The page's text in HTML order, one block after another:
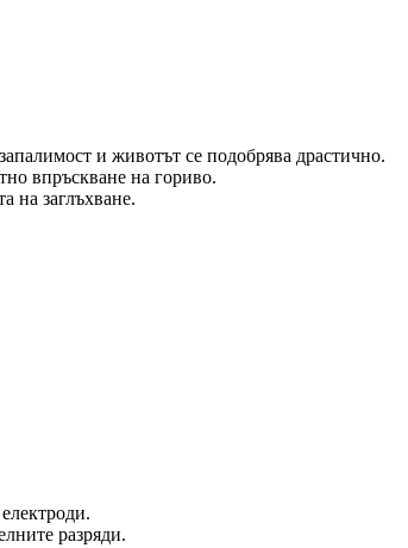
и животът се подобрява драстично.
впръскване на гориво.
на заглъхване.
разряди.